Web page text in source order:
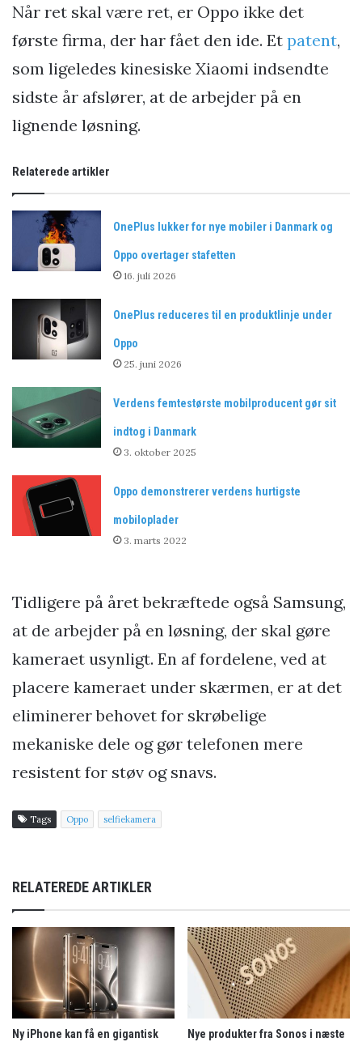
Når ret skal være ret, er Oppo ikke det
første firma, der har fået den ide. Et patent,
som ligeledes kinesiske Xiaomi indsendte
sidste år afslører, at de arbejder på en
lignende løsning.
Relaterede artikler
OnePlus lukker for nye mobiler i Danmark og
Oppo overtager stafetten
16. juli 2026
OnePlus reduceres til en produktlinje under
Oppo
25. juni 2026
Verdens femtestørste mobilproducent gør sit
indtog i Danmark
3. oktober 2025
Oppo demonstrerer verdens hurtigste
mobiloplader
3. marts 2022
Tidligere på året bekræftede også Samsung,
at de arbejder på en løsning, der skal gøre
kameraet usynligt. En af fordelene, ved at
placere kameraet under skærmen, er at det
eliminerer behovet for skrøbelige
mekaniske dele og gør telefonen mere
resistent for støv og snavs.
Tags Oppo selfiekamera
RELATEREDE ARTIKLER
Ny iPhone kan få en gigantisk
Nye produkter fra Sonos i næste